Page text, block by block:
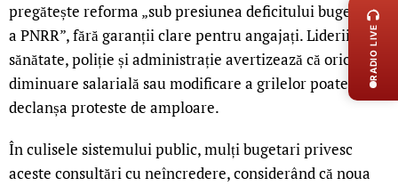
pregătește reforma „sub presiunea deficitului bugetar și
a PNRR”, fără garanții clare pentru angajați. Liderii din
sănătate, poliție și administrație avertizează că orice
diminuare salarială sau modificare a grilelor poate
declanșa proteste de amploare.
În culisele sistemului public, mulți bugetari privesc
aceste consultări cu neîncredere, considerând că noua
RADIO LIVE